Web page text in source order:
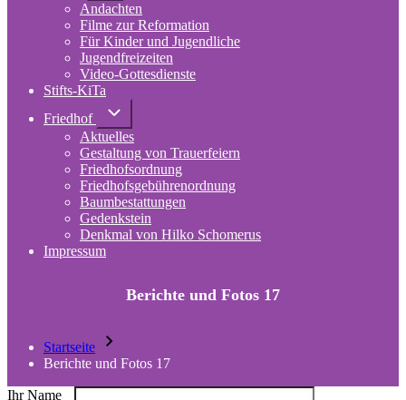
Videos
Andachten
Filme zur Reformation
Für Kinder und Jugendliche
Jugendfreizeiten
Video-Gottesdienste
Stifts-KiTa
in
tab)
Friedhof
Unternavigation
Friedhof
Aktuelles
Gestaltung von Trauerfeiern
Friedhofsordnung
Friedhofsgebührenordnung
tab)
Baumbestattungen
Gedenkstein
Denkmal von Hilko Schomerus
Impressum
Berichte und Fotos 17
Pfadnavigation
Startseite
Berichte und Fotos 17
Ihr Name